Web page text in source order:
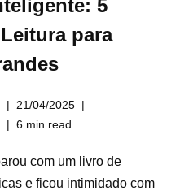
5
para
21/04/2025
6 min read
com um livro de
e ficou intimidado com